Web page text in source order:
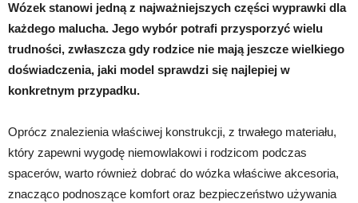
Wózek stanowi jedną z najważniejszych części wyprawki dla
każdego malucha. Jego wybór potrafi przysporzyć wielu
trudności, zwłaszcza gdy rodzice nie mają jeszcze wielkiego
doświadczenia, jaki model sprawdzi się najlepiej w
konkretnym przypadku.
Oprócz znalezienia właściwej konstrukcji, z trwałego materiału,
który zapewni wygodę niemowlakowi i rodzicom podczas
spacerów, warto również dobrać do wózka właściwe akcesoria,
znacząco podnoszące komfort oraz bezpieczeństwo używania